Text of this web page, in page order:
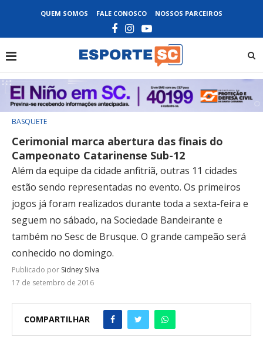
QUEM SOMOS FALE CONOSCO NOSSOS PARCEIROS
BASQUETE
Cerimonial marca abertura das finais do
Campeonato Catarinense Sub-12
Além da equipe da cidade anfitriã, outras 11 cidades
estão sendo representadas no evento. Os primeiros
jogos já foram realizados durante toda a sexta-feira e
seguem no sábado, na Sociedade Bandeirante e
também no Sesc de Brusque. O grande campeão será
conhecido no domingo.
Publicado por Sidney Silva
17 de setembro de 2016
COMPARTILHAR